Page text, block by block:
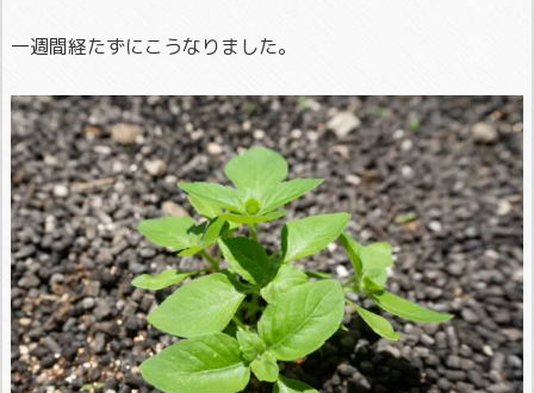
一週間経たずにこうなりました。